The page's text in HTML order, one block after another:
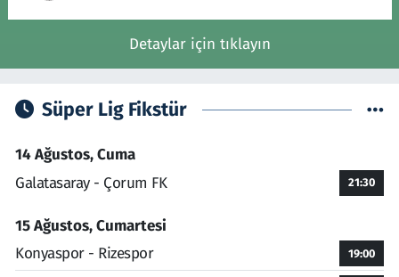
Detaylar için tıklayın
Süper Lig Fikstür
14 Ağustos, Cuma
Galatasaray - Çorum FK
21:30
15 Ağustos, Cumartesi
Konyaspor - Rizespor
19:00